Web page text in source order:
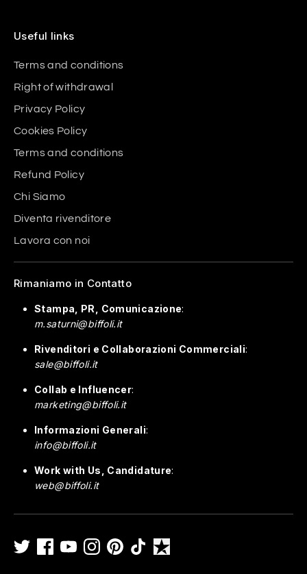
Useful links
Terms and conditions
Right of withdrawal
Privacy Policy
Cookies Policy
Terms and conditions
Refund Policy
Chi Siamo
Diventa rivenditore
Lavora con noi
Rimaniamo in Contatto
Stampa, PR, Comunicazione:
m.saturni@biffoli.it
Rivenditori e Collaborazioni Commerciali:
sale@biffoli.it
Collab e Influencer:
marketing@biffoli.it
Informazioni Generali:
info@biffoli.it
Work with Us, Candidature:
web@biffoli.it